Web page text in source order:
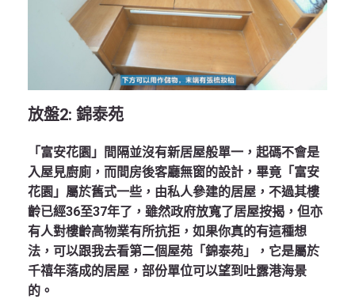
放盤2: 錦泰苑
「富安花園」間隔並沒有新居屋般單一，起碼不會是
入屋見廚廁，而間房後客廳無窗的設計，畢竟「富安
花園」屬於舊式一些，由私人參建的居屋，不過其樓
齡已經36至37年了，雖然政府放寬了居屋按揭，但亦
有人對樓齡高物業有所抗拒，如果你真的有這種想
法，可以跟我去看第二個屋苑「錦泰苑」，它是屬於
千禧年落成的居屋，部份單位可以望到吐露港海景
的。